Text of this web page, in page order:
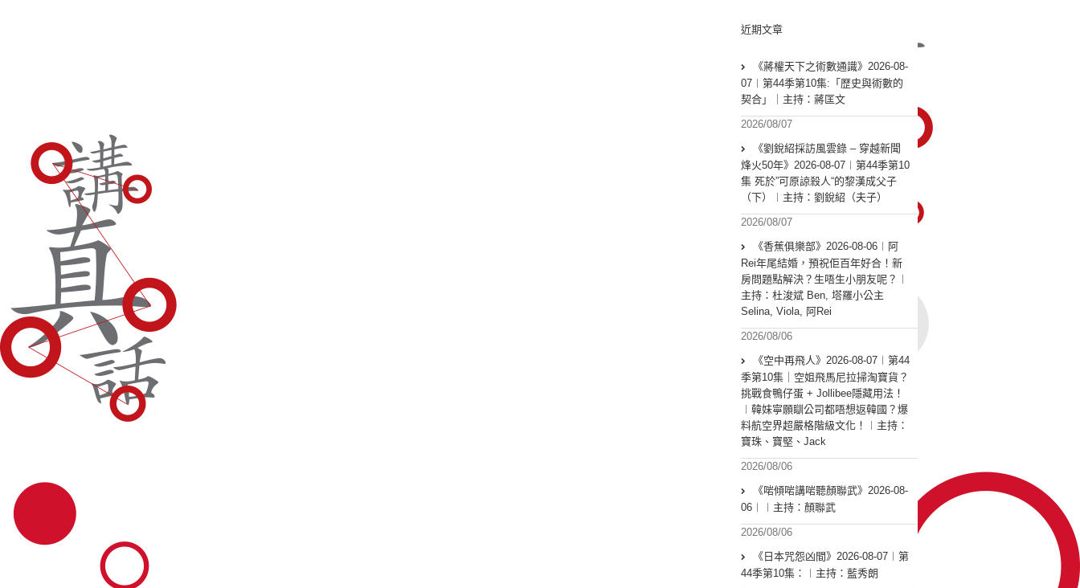
近期文章
《蔣權天下之術數通識》2026-08-
07︱第44季第10集:「歴史與術數的
契合」｜主持：蔣匡文
2026/08/07
《劉銳紹採訪風雲錄 – 穿越新聞
烽火50年》2026-08-07︱第44季第10
集 死於”可原諒殺人“的黎漢成父子
（下）︱主持：劉銳紹（夫子）
2026/08/07
《香蕉俱樂部》2026-08-06︱阿
Rei年尾結婚，預祝佢百年好合！新
房問題點解決？生唔生小朋友呢？︱
主持：杜浚斌 Ben, 塔羅小公主
Selina, Viola, 阿Rei
2026/08/06
《空中再飛人》2026-08-07︱第44
季第10集｜空姐飛馬尼拉掃淘寶貨？
挑戰食鴨仔蛋 + Jollibee隱藏用法！
︱韓妹寧願瞓公司都唔想返韓國？爆
料航空界超嚴格階級文化！︱主持：
寶珠、寶堅、Jack
2026/08/06
《啱傾啱講啱聽顏聯武》2026-08-
06︱︱主持：顏聯武
2026/08/06
《日本咒怨凶間》2026-08-07︱第
44季第10集：︱主持：藍秀朗